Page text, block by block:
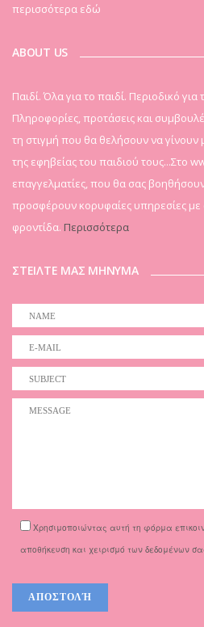
περισσότερα εδώ
ABOUT US
Παιδί. Όλα για το παιδί. Περιοδικό για
Πληροφορίες, προτάσεις και
τη στιγμή που θα θελήσουν να γίνουν
της εφηβείας του παιδιού τους...Στο
επαγγελματίες, που θα σας
προσφέρουν κορυφαίες υπηρεσίες
φροντίδα. Περισσότερα
ΣΤΕΙΛΤΕ ΜΑΣ ΜΗΝΥΜΑ
Χρησιμοποιώντας αυτή τη φόρμα
αποθήκευση και χειρισμό των δεδομένων